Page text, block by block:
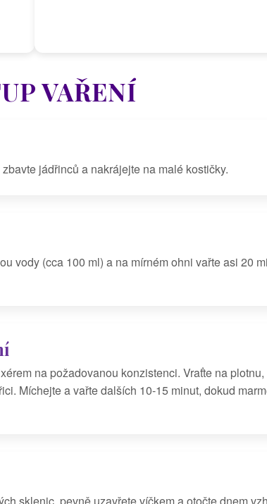
VAŘENÍ
jádřinců a nakrájejte na malé kostičky.
vody (cca 100 ml) a na mírném ohni vařte asi 20
na požadovanou konzistenci. Vraťte na plotnu,
Míchejte a vařte dalších 10-15 minut, dokud